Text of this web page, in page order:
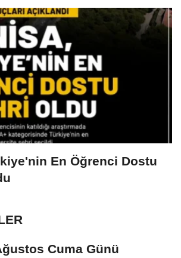
En Öğrenci Dostu
Cuma Günü